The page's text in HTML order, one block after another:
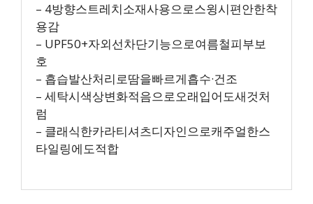
– 4방향스트레치소재사용으로스윙시편안한착
용감
– UPF50+자외선차단기능으로여름철피부보
호
– 흡습발산처리로땀을빠르게흡수·건조
– 세탁시색상변화적음으로오래입어도새것처
럼
– 클래식한카라티셔츠디자인으로캐주얼한스
타일링에도적합